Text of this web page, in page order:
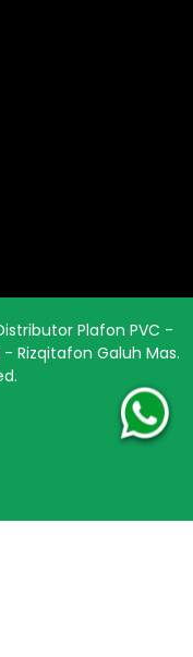
Plafon PVC -
Rizqitafon Galuh Mas.